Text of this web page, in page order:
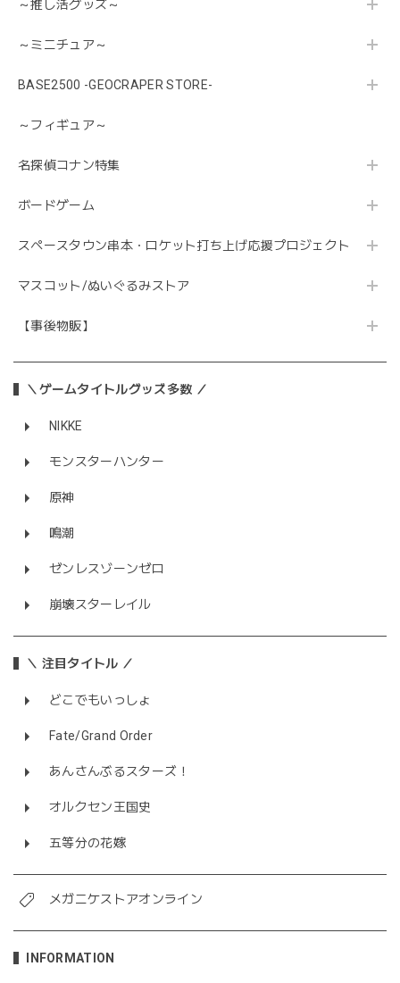
～推し活グッズ～
～ミニチュア～
BASE2500 -GEOCRAPER STORE-
～フィギュア～
名探偵コナン特集
ボードゲーム
スペースタウン串本・ロケット打ち上げ応援プロジェクト
マスコット/ぬいぐるみストア
【事後物販】
＼ゲームタイトルグッズ多数 ／
NIKKE
モンスターハンター
原神
鳴潮
ゼンレスゾーンゼロ
崩壊スターレイル
＼ 注目タイトル ／
どこでもいっしょ
Fate/Grand Order
あんさんぶるスターズ！
オルクセン王国史
五等分の花嫁
メガニケストアオンライン
INFORMATION